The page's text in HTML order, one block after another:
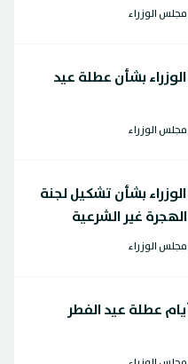
الوزراء
بشأن عطلة عيد
الوزراء
بشأن تشكيل لجنة
غير الشرعية
الوزراء
أيام عطلة عيد الفطر